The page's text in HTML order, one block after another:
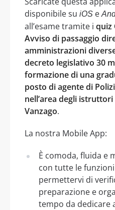
disponibile su iOS e
all’esame tramite i quiz
Avviso di passaggio
amministrazioni
decreto legislativo 30
formazione di una
posto di agente di
nell’area degli
Vanzago.
La nostra Mobile App:
È comoda, fluida e
con tutte le
permettervi di
preparazione e
tempo da dedicare